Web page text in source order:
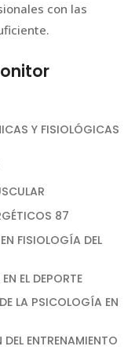
con las
Y FISIOLÓGICAS
87
FISIOLOGÍA DEL
EL DEPORTE
LA PSICOLOGÍA EN
ENTRENAMIENTO